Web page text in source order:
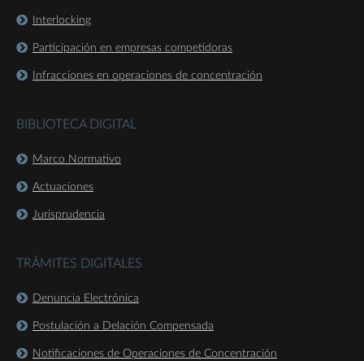
Interlocking
Participación en empresas competidoras
Infracciones en operaciones de concentración
BIBLIOTECA DIGITAL
Marco Normativo
Actuaciones
Jurisprudencia
TRÁMITES DIGITALES
Denuncia Electrónica
Postulación a Delación Compensada
Notificaciones de Operaciones de Concentración